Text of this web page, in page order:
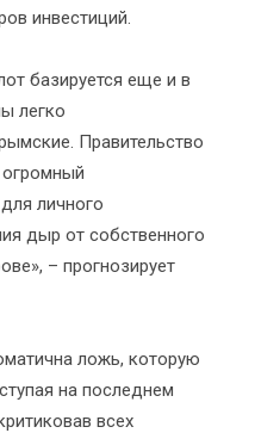
инвестиций.
базируется еще и в
легко
Правительство
личного
дыр от собственного
– прогнозирует
ложь, которую
на последнем
всех